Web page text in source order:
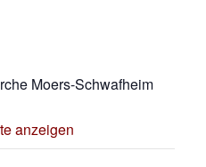
Moers-Schwafheim
anzeigen